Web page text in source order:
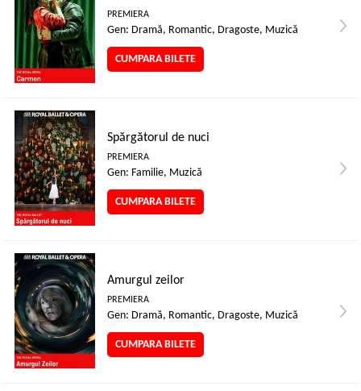
PREMIERA
Gen: Dramă, Romantic, Dragoste, Muzică
CUMPARA BILETE
Spărgătorul de nuci
PREMIERA
Gen: Familie, Muzică
CUMPARA BILETE
Amurgul zeilor
PREMIERA
Gen: Dramă, Romantic, Dragoste, Muzică
CUMPARA BILETE